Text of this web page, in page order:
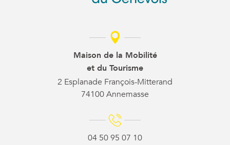
Maison de la Mobilité
et du Tourisme
2 Esplanade François-Mitterand
74100 Annemasse
04 50 95 07 10